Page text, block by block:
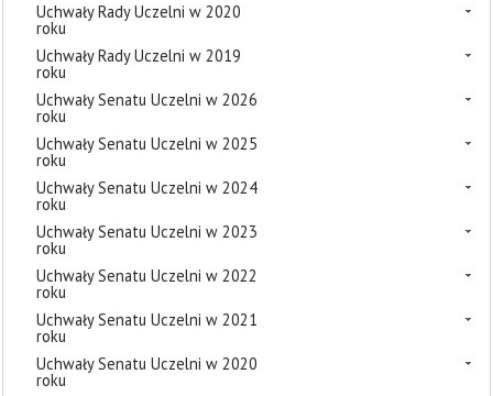
Uchwały Rady Uczelni w 2020
roku
Uchwały Rady Uczelni w 2019
roku
Uchwały Senatu Uczelni w 2026
roku
Uchwały Senatu Uczelni w 2025
roku
Uchwały Senatu Uczelni w 2024
roku
Uchwały Senatu Uczelni w 2023
roku
Uchwały Senatu Uczelni w 2022
roku
Uchwały Senatu Uczelni w 2021
roku
Uchwały Senatu Uczelni w 2020
roku